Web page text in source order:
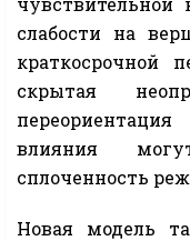
слабости на
краткосрочной
скрытая
влияния
сплоченность
Новая модель